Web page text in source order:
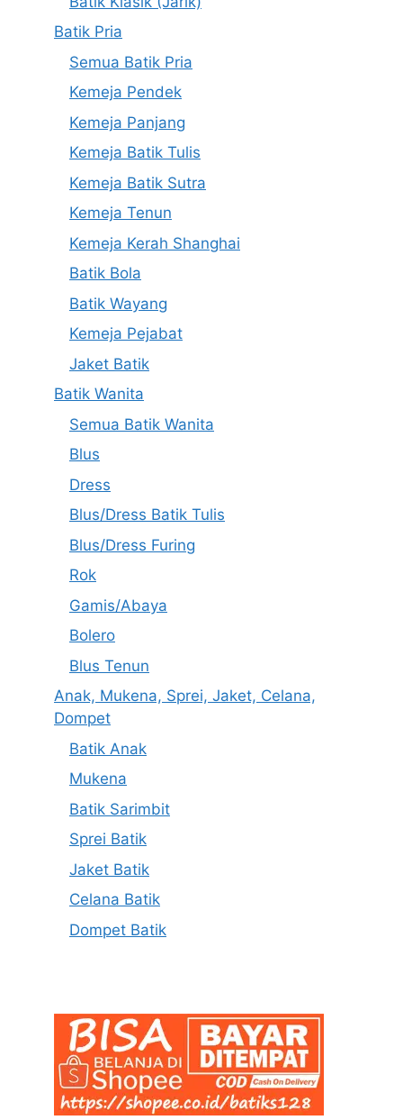
Batik Pria
Semua Batik Pria
Kemeja Pendek
Kemeja Panjang
Kemeja Batik Tulis
Kemeja Batik Sutra
Kemeja Tenun
Kemeja Kerah Shanghai
Batik Bola
Batik Wayang
Kemeja Pejabat
Jaket Batik
Batik Wanita
Semua Batik Wanita
Blus
Dress
Blus/Dress Batik Tulis
Blus/Dress Furing
Rok
Gamis/Abaya
Bolero
Blus Tenun
Anak, Mukena, Sprei, Jaket, Celana,
Dompet
Batik Anak
Mukena
Batik Sarimbit
Sprei Batik
Jaket Batik
Celana Batik
Dompet Batik